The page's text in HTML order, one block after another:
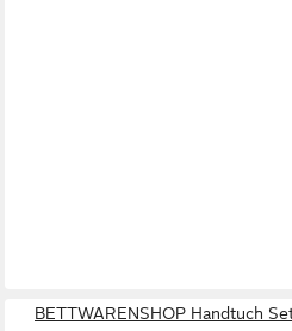
BETTWARENSHOP Handtuch